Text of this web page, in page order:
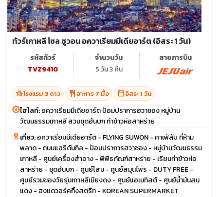
ทัวร์เกาหลี โซล ซูวอน อควาเรียมมีเดียอาร์ต (อิสระ 1 วัน)
รหัสทัวร์
TVZ9410
จำนวนวัน
5 วัน 3 คืน
สายการบิน
hotel_classโรงแรม 3 ดาว restaurant อาหาร 7 มื้อ calendar_todayอิสระ 1 วัน
ไฮไลท์:อควาเรียมมีเดียอาร์ต ป้อมปราการฮวาซอง หมู่บ้าน
วัฒนธรรมเกาหลี สวมชุดฮันบก ทำข้าวห่อสาหร่าย
เที่ยว:อควาเรียมมีเดียอาร์ต - FLYING SUWON - คาเฟ่ลับ ที่ห้าม
พลาด - ถนนแฮริดันกิล - ป้อมปราการฮวาซอง - หมู่บ้านวัฒนธรรม
เกาหลี - ศูนย์เครื่องสำอาง - พิพิธภัณฑ์สาหร่าย - เรียนทำข้าวห่อ
สาหร่าย - ชุดฮันบก - ศูนย์โสม - ศูนย์สมุนไพร - DUTY FREE -
ศูนย์รวมของวัยรุ่นเกาหลีเมียงดง - ศูนย์แอเมทิสต์ - ศูนย์น้ำมันสน
แดง - ฮงแดวอร์คกิ้งสตรีท - KOREAN SUPERMARKET